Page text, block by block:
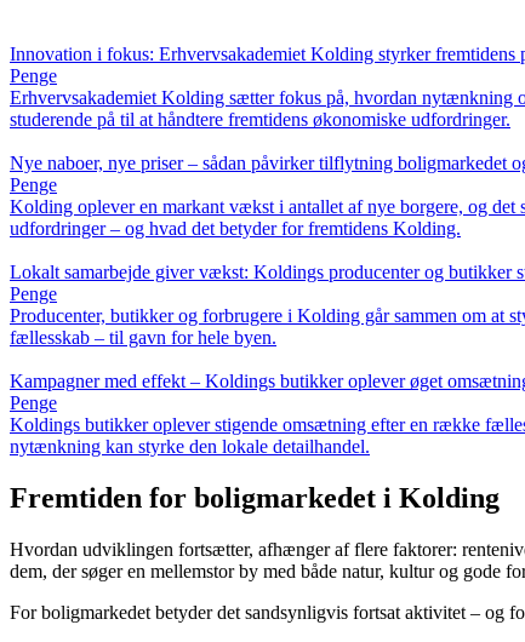
Innovation i fokus: Erhvervsakademiet Kolding styrker fremtidens
Penge
Erhvervsakademiet Kolding sætter fokus på, hvordan nytænkning
studerende på til at håndtere fremtidens økonomiske udfordringer.
Nye naboer, nye priser – sådan påvirker tilflytning boligmarkedet
Penge
Kolding oplever en markant vækst i antallet af nye borgere, og
udfordringer – og hvad det betyder for fremtidens Kolding.
Lokalt samarbejde giver vækst: Koldings producenter og butikker
Penge
Producenter, butikker og forbrugere i Kolding går sammen om at
fællesskab – til gavn for hele byen.
Kampagner med effekt – Koldings butikker oplever øget
Penge
Koldings butikker oplever stigende omsætning efter en række
nytænkning kan styrke den lokale detailhandel.
Fremtiden for boligmarkedet i Kolding
Hvordan udviklingen fortsætter, afhænger af flere faktorer:
dem, der søger en mellemstor by med både natur, kultur og gode
For boligmarkedet betyder det sandsynligvis fortsat aktivitet – og